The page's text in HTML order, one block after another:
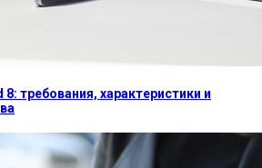
требования, характеристики и